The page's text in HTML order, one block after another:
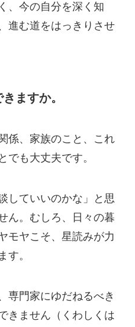
、今の自分を深く知
進む道をはっきりさせ
ますか。
係、家族のこと、これ
でも大丈夫です。
していいのかな」と思
ん。むしろ、日々の暮
モヤこそ、星読みが力
す。
専門家にゆだねるべき
きません（くわしくは